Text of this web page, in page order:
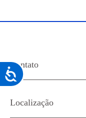
Acessibilidade
Contato
Localização